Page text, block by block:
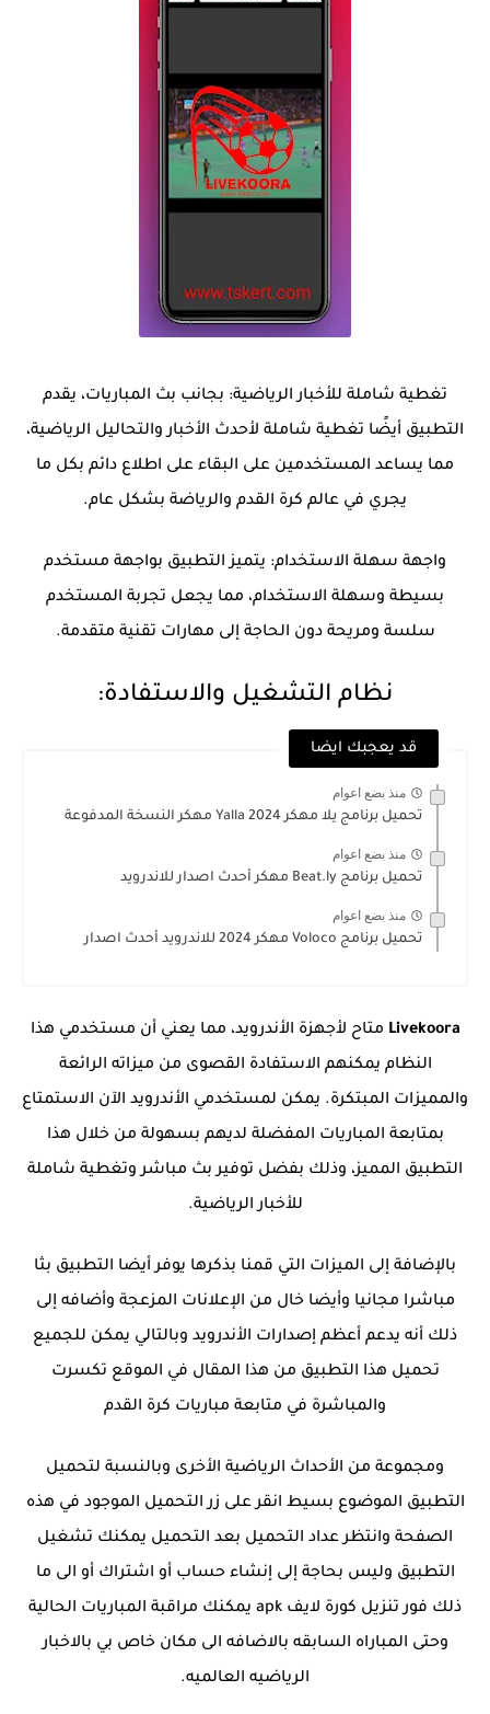
تغطية شاملة للأخبار الرياضية: بجانب بث المباريات، يقدم
التطبيق أيضًا تغطية شاملة لأحدث الأخبار والتحاليل الرياضية،
مما يساعد المستخدمين على البقاء على اطلاع دائم بكل ما
يجري في عالم كرة القدم والرياضة بشكل عام.
واجهة سهلة الاستخدام: يتميز التطبيق بواجهة مستخدم
بسيطة وسهلة الاستخدام، مما يجعل تجربة المستخدم
سلسة ومريحة دون الحاجة إلى مهارات تقنية متقدمة.
نظام التشغيل والاستفادة:
قد يعجبك ايضا
منذ بضع اعوام
تحميل برنامج يلا مهكر 2024 Yalla مهكر النسخة المدفوعة
منذ بضع اعوام
تحميل برنامج Beat.ly مهكر أحدث اصدار للاندرويد
منذ بضع اعوام
تحميل برنامج Voloco مهكر 2024 للاندرويد أحدث اصدار
Livekoora متاح لأجهزة الأندرويد، مما يعني أن مستخدمي هذا
النظام يمكنهم الاستفادة القصوى من ميزاته الرائعة
والمميزات المبتكرة. يمكن لمستخدمي الأندرويد الآن الاستمتاع
بمتابعة المباريات المفضلة لديهم بسهولة من خلال هذا
التطبيق المميز، وذلك بفضل توفير بث مباشر وتغطية شاملة
للأخبار الرياضية.
بالإضافة إلى الميزات التي قمنا بذكرها يوفر أيضا التطبيق بثا
مباشرا مجانيا وأيضا خال من الإعلانات المزعجة وأضافه إلى
ذلك أنه يدعم أعظم إصدارات الأندرويد وبالتالي يمكن للجميع
تحميل هذا التطبيق من هذا المقال في الموقع تكسرت
والمباشرة في متابعة مباريات كرة القدم
ومجموعة من الأحداث الرياضية الأخرى وبالنسبة لتحميل
التطبيق الموضوع بسيط انقر على زر التحميل الموجود في هذه
الصفحة وانتظر عداد التحميل بعد التحميل يمكنك تشغيل
التطبيق وليس بحاجة إلى إنشاء حساب أو اشتراك أو الى ما
ذلك فور تنزيل كورة لايف apk يمكنك مراقبة المباريات الحالية
وحتى المباراه السابقه بالاضافه الى مكان خاص بي بالاخبار
الرياضيه العالميه.